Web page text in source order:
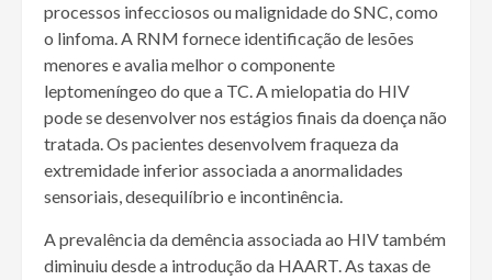
processos infecciosos ou malignidade do SNC, como
o linfoma. A RNM fornece identificação de lesões
menores e avalia melhor o componente
leptomeníngeo do que a TC. A mielopatia do HIV
pode se desenvolver nos estágios finais da doença não
tratada. Os pacientes desenvolvem fraqueza da
extremidade inferior associada a anormalidades
sensoriais, desequilíbrio e incontinência.
A prevalência da demência associada ao HIV também
diminuiu desde a introdução da HAART. As taxas de